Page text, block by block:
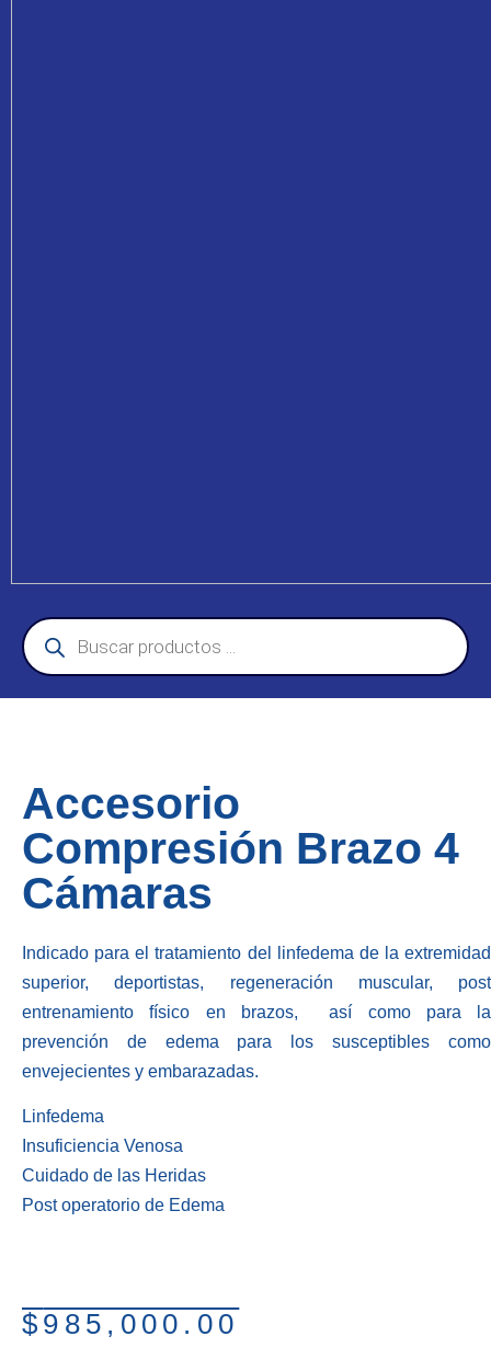
Accesorio
Compresión Brazo 4
Cámaras
Indicado para el tratamiento del linfedema de la extremidad
superior, deportistas, regeneración muscular, post
entrenamiento físico en brazos, así como para la
prevención de edema para los susceptibles como
envejecientes y embarazadas.
Linfedema
Insuficiencia Venosa
Cuidado de las Heridas
Post operatorio de Edema
$ 985,000.00